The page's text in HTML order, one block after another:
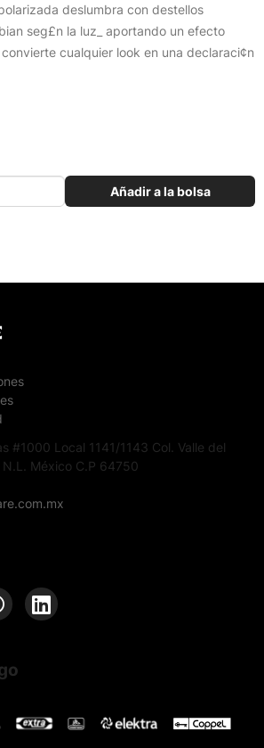
deslumbra con destellos
seg£n la luz_ aportando un efecto
cualquier look en una declaraci¢n
Añadir a la bolsa
#1000 Local 1141/1143 Col. Valle del
México C.P 64750